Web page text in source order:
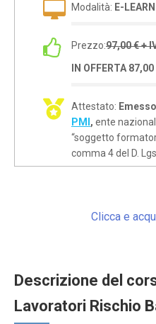
Modalità: E-
Prezzo:97,00 € +
IN OFFERTA
Attestato:
PMI , ente
“soggetto
comma 4 del D.
Clicca e
Descrizione del
Lavoratori Rischio